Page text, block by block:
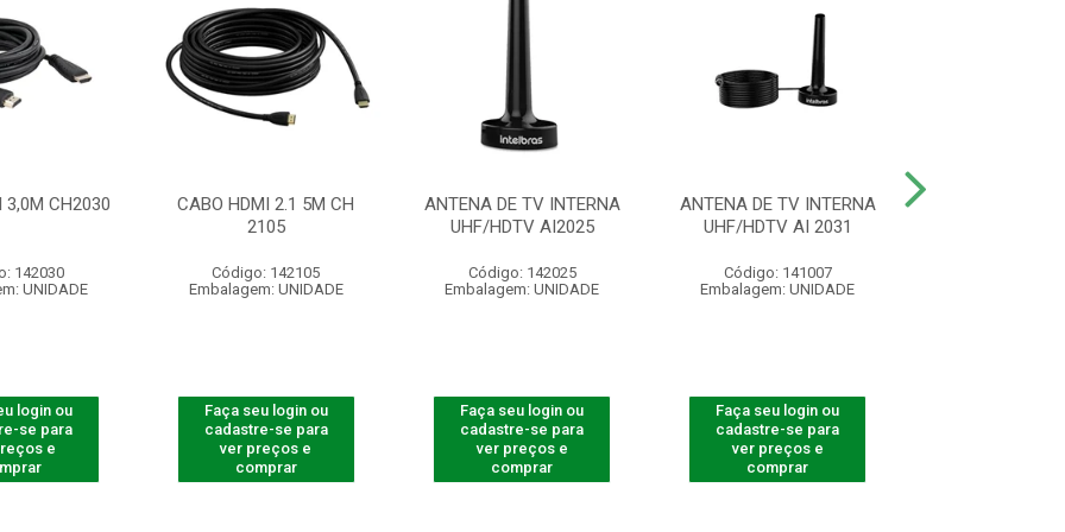
3,0M CH2030
142030
UNIDADE
login ou
se para
e
CABO HDMI 2.1 5M CH
2105
Código: 142105
Embalagem: UNIDADE
Faça seu login ou
cadastre-se para
ver preços e
comprar
ANTENA DE TV INTERNA
UHF/HDTV AI2025
Código: 142025
Embalagem: UNIDADE
Faça seu login ou
cadastre-se para
ver preços e
comprar
ANTENA DE TV INTERNA
UHF/HDTV AI 2031
Código: 141007
Embalagem: UNIDADE
Faça seu login ou
cadastre-se para
ver preços e
comprar